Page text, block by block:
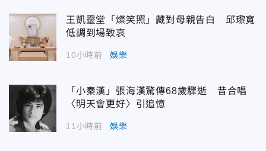
王凱靈堂「燦笑照」藏對母親告白 邱瓈寬
低調到場致哀
10小時前 娛樂
「小秦漢」張海漢驚傳68歲驟逝 昔合唱
〈明天會更好〉引追憶
11小時前 娛樂